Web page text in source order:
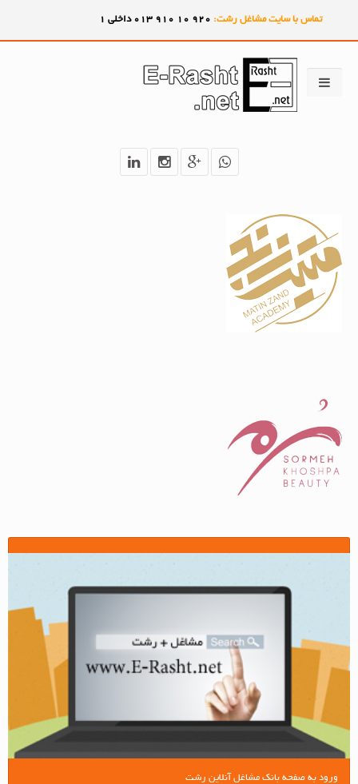
تماس با سایت مشاغل رشت: 920
10
910 013 داخلی 1
ورود به صفحه بانک مشاغل آنلاین رشت